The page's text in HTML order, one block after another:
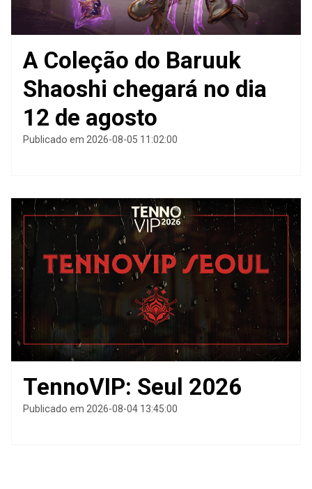
A Coleção do Baruuk
Shaoshi chegará no dia
12 de agosto
Publicado em 2026-08-05 11:02:00
TennoVIP: Seul 2026
Publicado em 2026-08-04 13:45:00